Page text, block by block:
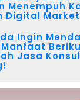
Menempuh
Digital
Ingin
Jasa